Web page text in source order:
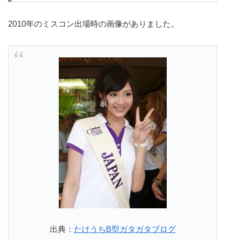
2010年のミスコン出場時の画像がありました。
出典： たけうちB型ガタガタブログ